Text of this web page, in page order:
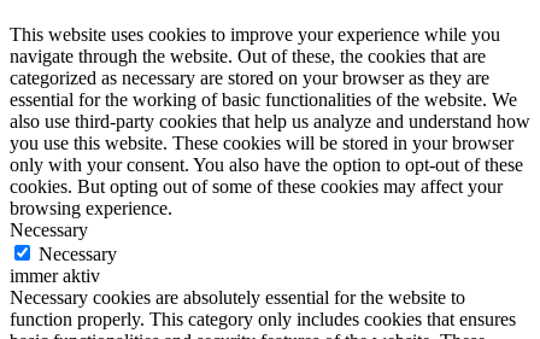
This website uses cookies to improve your experience while you
navigate through the website. Out of these, the cookies that are
categorized as necessary are stored on your browser as they are
essential for the working of basic functionalities of the website. We
also use third-party cookies that help us analyze and understand how
you use this website. These cookies will be stored in your browser
only with your consent. You also have the option to opt-out of these
cookies. But opting out of some of these cookies may affect your
browsing experience.
Necessary
Necessary
immer aktiv
Necessary cookies are absolutely essential for the website to
function properly. This category only includes cookies that ensures